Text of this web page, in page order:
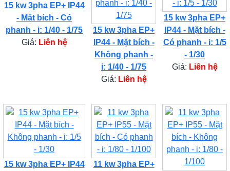
15 kw 3pha EP+ IP44
- Mặt bích - Có
phanh - i: 1/40 - 1/75
Giá: Liên hệ
15 kw 3pha EP+
IP44 - Mặt bích -
Không phanh -
i: 1/40 - 1/75
Giá: Liên hệ
15 kw 3pha EP+
IP44 - Mặt bích -
Có phanh - i: 1/5
- 1/30
Giá: Liên hệ
15 kw 3pha EP+ IP44
11 kw 3pha EP+